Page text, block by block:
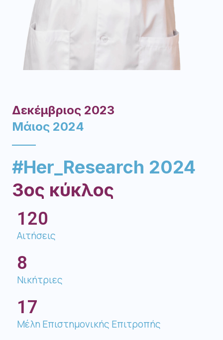
Δεκέμβριος 2023
Μάιος 2024
#Her_Research 2024
3ος κύκλος
120
Αιτήσεις
8
Νικήτριες
17
Μέλη Επιστημονικής Επιτροπής​